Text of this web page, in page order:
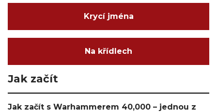
Krycí jména
Na křídlech
Jak začít
Jak začít s Warhammerem 40,000 – jednou z